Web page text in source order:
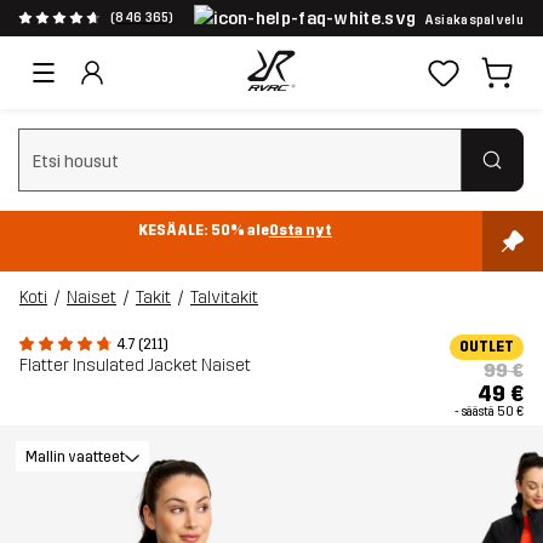
(846 365) Asiakaspalvelu
Tyhjennä haku
KESÄALE: 50% aleOsta nyt
Koti Naiset Takit Talvitakit
4.7 (211)
Flatter Insulated Jacket Naiset
OUTLET
99 €
49 €
- säästä 50 €
Mallin vaatteet